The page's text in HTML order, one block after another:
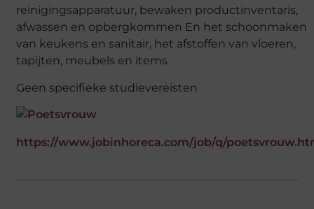
reinigingsapparatuur, bewaken productinventaris,
afwassen en opbergkommen En het schoonmaken
van keukens en sanitair, het afstoffen van vloeren,
tapijten, meubels en items
Geen specifieke studievereisten
https://www.jobinhoreca.com/job/q/